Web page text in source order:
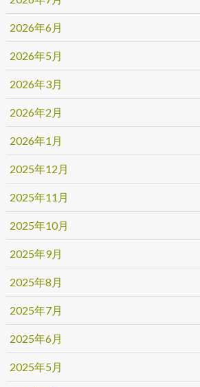
2026年6月
2026年5月
2026年3月
2026年2月
2026年1月
2025年12月
2025年11月
2025年10月
2025年9月
2025年8月
2025年7月
2025年6月
2025年5月